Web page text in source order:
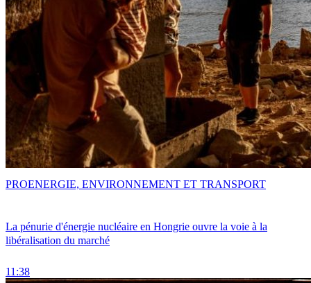
La pénurie d'énergie nucléaire en Hongrie ouvre la voie à la
libéralisation du marché
11:38
PROENERGIE, ENVIRONNEMENT ET TRANSPORT